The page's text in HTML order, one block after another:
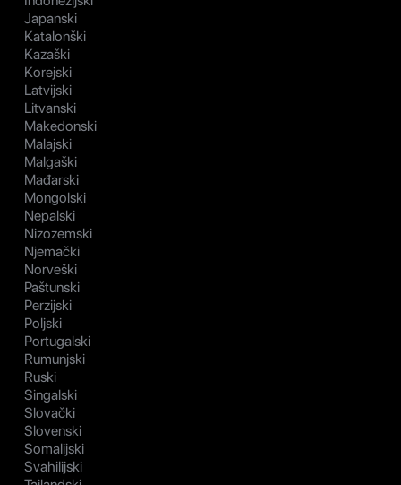
Japanski
Katalonški
Kazaški
Korejski
Latvijski
Litvanski
Makedonski
Malajski
Malgaški
Mađarski
Mongolski
Nepalski
Nizozemski
Njemački
Norveški
Paštunski
Perzijski
Poljski
Portugalski
Rumunjski
Ruski
Singalski
Slovački
Slovenski
Somalijski
Svahilijski